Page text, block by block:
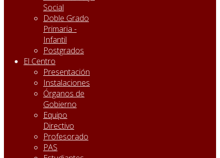
Social
Doble Grado
Primaria -
Infantil
Postgrados
El Centro
Presentación
Instalaciones
Órganos de
Gobierno
Equipo
Directivo
Profesorado
PAS